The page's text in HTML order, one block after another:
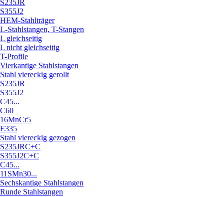
S235JR
S355J2
HEM-Stahlträger
L-Stahlstangen, T-Stangen
L gleichseitig
L nicht gleichseitig
T-Profile
Vierkantige Stahlstangen
Stahl viereckig gerollt
S235JR
S355J2
C45...
C60
16MnCr5
E335
Stahl viereckig gezogen
S235JRC+C
S355J2C+C
C45...
11SMn30...
Sechskantige Stahlstangen
Runde Stahlstangen